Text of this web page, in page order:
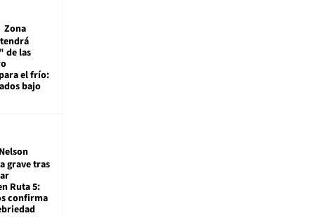
Zona
de las
el frío:
bajo
Nelson
grave tras
Ruta 5:
confirma